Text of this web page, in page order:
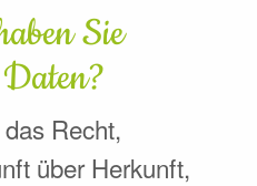
Sie
Recht,
über Herkunft,